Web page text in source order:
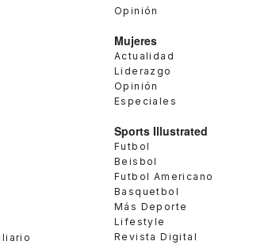
Opinión
Mujeres
Actualidad
Liderazgo
Opinión
Especiales
Sports Illustrated
Futbol
Beisbol
Futbol Americano
Basquetbol
Más Deporte
Lifestyle
Revista Digital